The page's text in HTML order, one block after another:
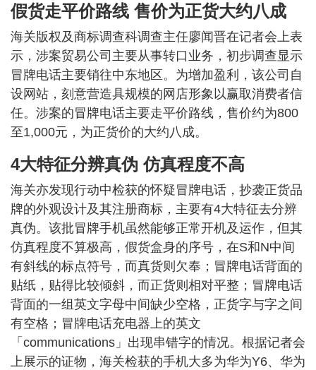
假货走平价路线 售价为正货大约八成
海关版权及商标调查科调查主任廖闻晋在记者会上表
示，涉案贸易公司主要从事转口业务，初步调查显示
冒牌电话主要销往中东地区。为增加盈利，该公司自
设网站，刻意营造具规模的网店形象以赢取消费者信
任。涉案的冒牌电话主要走平价路线，售价约为800
至1,000元，为正货价的大约八成。
4大特征分辨真伪 仿真程度不高
海关亦发现行动中检获的怀疑冒牌电话，抄袭正货品
牌的外观设计及其注册商标，主要有4大特征去分辨
真伪。该批冒牌手机虽然能够正常开机及运作，但其
仿真程度不算极高，假货盒身的序号，在S和N中间
有斜线的标点符号，而真货则欠奉；冒牌电话背面的
贴纸，贴得比较倾斜，而正货则相对平整；冒牌电话
背面的一组英文字母中间缺少空格，正货字与字之间
有空格；冒牌电话充电器上的英文
「communications」出现串错字的情况。根据记者会
上展示的证物，海关检获的手机大多为华为Y6、华为